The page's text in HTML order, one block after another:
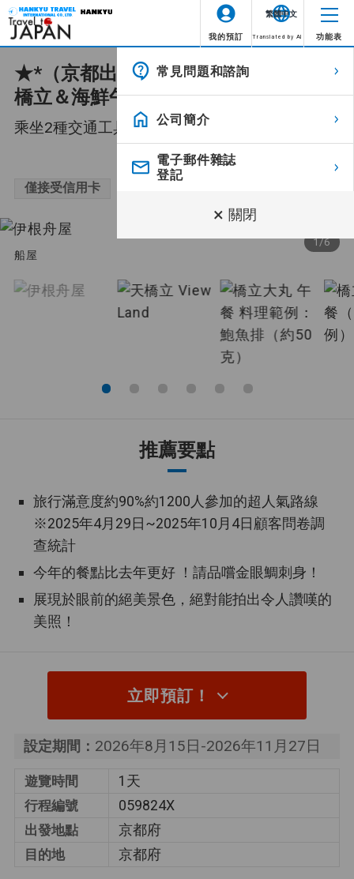
我的預訂 Translated by AI 功能表
常見問題和諮詢
公司簡介
電子郵件雜誌
登記
× 關閉
★*（京都出發）伊根舟屋遊覽船與天
橋立＆海鮮午餐（一日遊）
乘坐2種交通工具從高處和大海欣賞絕景!
¥13,980～14,980
僅接受信用卡
1/6
船屋
推薦要點
旅行滿意度約90%約1200人參加的超人氣路線
※2025年4月29日~2025年10月4日顧客問卷調
查統計
今年的餐點比去年更好 ！請品嚐金眼鯛刺身！
展現於眼前的絕美景色，絕對能拍出令人讚嘆的
美照！
立即預訂！
設定期間： 2026年8月15日-2026年11月27日
遊覽時間 1天
行程編號 059824X
出發地點 京都府
目的地 京都府
圖示
全新行程 全新行程
旅行期間的所有餐點均包含在內
（飛機餐除外）。
領隊陪同 整個旅程都有領隊陪同。
由當地領隊陪同
開始到最後一天抵達出發機場全程
陪同。
整個旅程都有英語領隊陪同。
指定航空公司
地安排計畫。
入住行程中介紹的飯店。
客房內用餐 您可以在房間內享用餐點。
大浴場
露天浴池 飯店內設有露天浴池。
溫泉
這次旅行有安排參觀被聯合國教科
文組織列為世界遺產的文化和自然
遺產。
僅限情侶 此行程僅適合情侶參加。
每人 2 個巴士座
位
每一個人可使用巴士上的兩個座
位。
位置資訊不可用。
繁體中文